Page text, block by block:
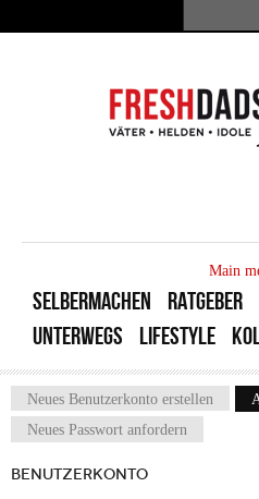
Main
SELBERMACHEN RATGEBER
UNTERWEGS
LIFESTYLE
Haupt-Reiter
Neues Benutzerkonto erstellen
Neues Passwort anfordern
BENUTZERKONTO